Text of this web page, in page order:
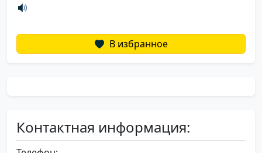
В избранное
Контактная информация: